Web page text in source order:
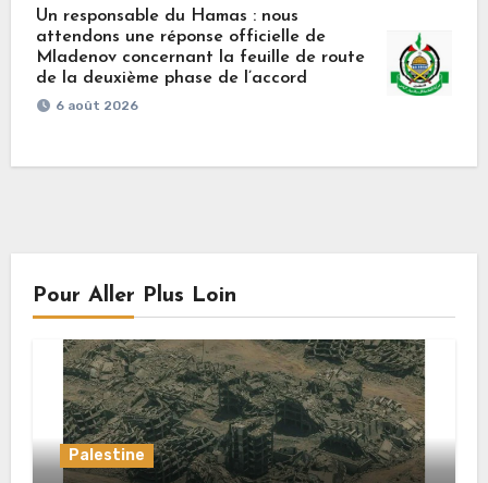
Un responsable du Hamas : nous
attendons une réponse officielle de
Mladenov concernant la feuille de route
de la deuxième phase de l’accord
6 août 2026
Pour Aller Plus Loin
Palestine